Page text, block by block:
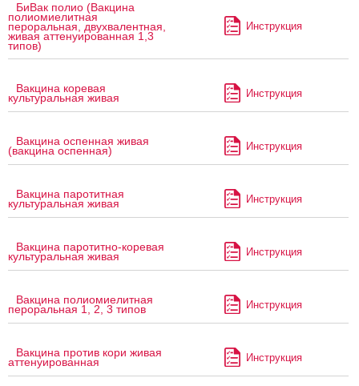
БиВак полио (Вакцина
полиомиелитная
пероральная, двухвалентная,
живая аттенуированная 1,3
типов)
Инструкция
Вакцина коревая
культуральная живая Инструкция
Вакцина оспенная живая
(вакцина оспенная) Инструкция
Вакцина паротитная
культуральная живая Инструкция
Вакцина паротитно-коревая
культуральная живая Инструкция
Вакцина полиомиелитная
пероральная 1, 2, 3 типов Инструкция
Вакцина против кори живая
аттенуированная Инструкция